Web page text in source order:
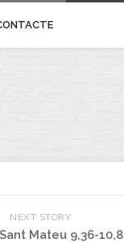
NEXT STORY
Mateu 9,36-10,8